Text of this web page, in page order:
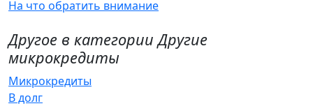
На что обратить внимание
Другое в категории Другие
микрокредиты
Микрокредиты
В долг